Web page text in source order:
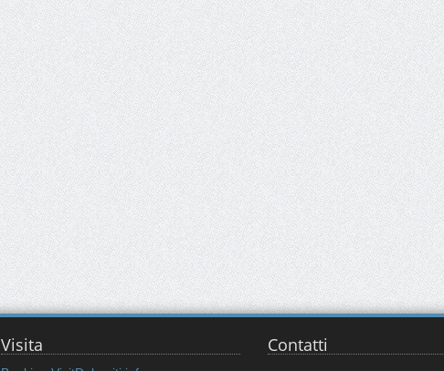
Visita Contatti